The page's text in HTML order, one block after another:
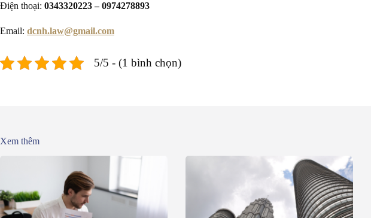
Điện thoại: 0343320223 – 0974278893
Email: dcnh.law@gmail.com
5/5 - (1 bình chọn)
Xem thêm